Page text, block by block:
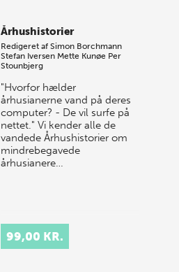
Århushistorier
Redigeret afSimon Borchmann
Stefan Iversen Mette Kunøe Per
Stounbjerg
"Hvorfor hælder
århusianerne vand på deres
computer? - De vil surfe på
nettet." Vi kender alle de
vandede Århushistorier om
mindrebegavede
århusianere…
99,00 KR.